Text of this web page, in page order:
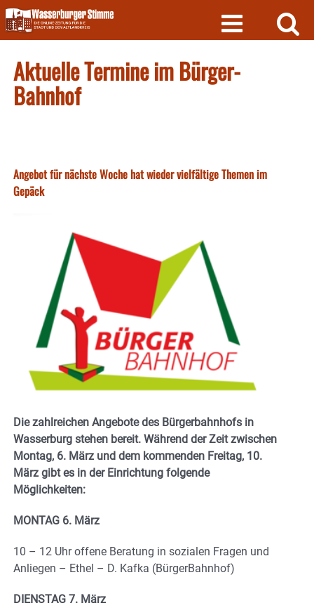
Skip
to
content
Aktuelle Termine im Bürger-
Bahnhof
Angebot für nächste Woche hat wieder vielfältige Themen im
Gepäck
Die zahlreichen Angebote des Bürgerbahnhofs in
Wasserburg stehen bereit. Während der Zeit zwischen
Montag, 6. März und dem kommenden Freitag, 10.
März gibt es in der Einrichtung folgende
Möglichkeiten:
MONTAG 6. März
10 – 12 Uhr offene Beratung in sozialen Fragen und
Anliegen – Ethel – D. Kafka (BürgerBahnhof)
DIENSTAG 7. März